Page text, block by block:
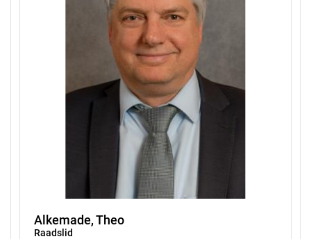
Alkemade, Theo
Raadslid